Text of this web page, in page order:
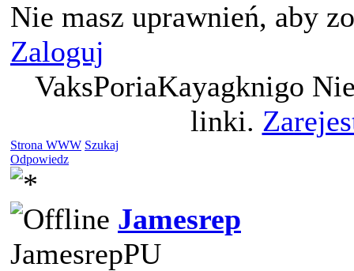
Nie masz uprawnień, aby
Zaloguj
VaksPoriaKayagknigo
linki.
Strona WWW Szukaj
Odpowiedz
Jamesrep
JamesrepPU